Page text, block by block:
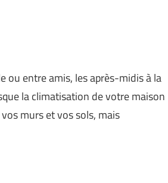
ou entre amis, les après-midis à la
la climatisation de votre maison
murs et vos sols, mais